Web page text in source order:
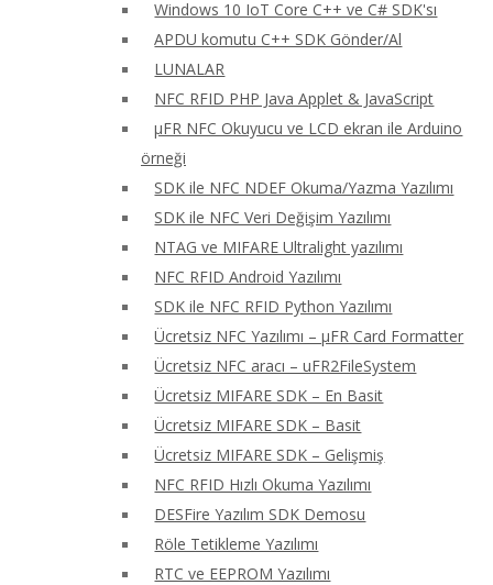
Windows 10 IoT Core C++ ve C# SDK'sı
APDU komutu C++ SDK Gönder/Al
LUNALAR
NFC RFID PHP Java Applet & JavaScript
μFR NFC Okuyucu ve LCD ekran ile Arduino
örneği
SDK ile NFC NDEF Okuma/Yazma Yazılımı
SDK ile NFC Veri Değişim Yazılımı
NTAG ve MIFARE Ultralight yazılımı
NFC RFID Android Yazılımı
SDK ile NFC RFID Python Yazılımı
Ücretsiz NFC Yazılımı – μFR Card Formatter
Ücretsiz NFC aracı – uFR2FileSystem
Ücretsiz MIFARE SDK – En Basit
Ücretsiz MIFARE SDK – Basit
Ücretsiz MIFARE SDK – Gelişmiş
NFC RFID Hızlı Okuma Yazılımı
DESFire Yazılım SDK Demosu
Röle Tetikleme Yazılımı
RTC ve EEPROM Yazılımı